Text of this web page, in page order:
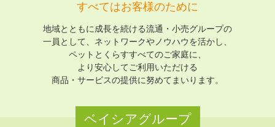
すべてはお客様のために
地域とともに成長を続ける流通・小売グループの
一員として、 ネットワークやノウハウを活かし、
ペットとくらすすべてのご家庭に、
より安心してご利用いただける
商品・サービスの提供に努めてまいります。
ベイシアグループ